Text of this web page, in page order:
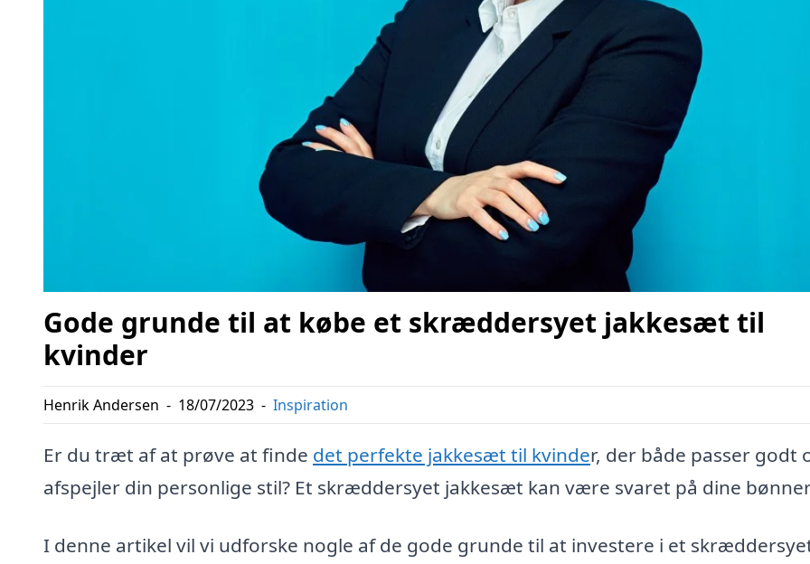
Gode grunde til at købe et skræddersyet jakkesæt til
kvinder
Henrik Andersen - 18/07/2023 - Inspiration
Er du træt af at prøve at finde det perfekte jakkesæt til kvinder, der både passer godt
afspejler din personlige stil? Et skræddersyet jakkesæt kan være svaret på dine
I denne artikel vil vi udforske nogle af de gode grunde til at investere i et